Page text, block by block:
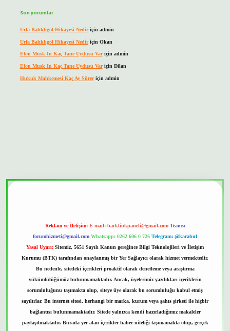
Son yorumlar
Urfa Balıklıgöl Hikayesi Nediriçin admin
Urfa Balıklıgöl Hikayesi Nediriçin Okan
Elon Musk In Kaç Tane Uydusu Variçin admin
Elon Musk In Kaç Tane Uydusu Variçin Dilan
Hukuk Mahkemesi Kaç Ay Süreriçin admin
Reklam ve İletişim: E-mail: backlinkpaneli@gmail.com Teams:
forumhizmeti@gmail.com Whatsapp: 0262 606 0 726 Telegram: @karabul
Yasal Uyarı: Sitemiz, 5651 Sayılı Kanun gereğince Bilgi Teknolojileri ve İletişim
Kurumu (BTK) tarafından onaylanmış bir Yer Sağlayıcı olarak hizmet vermektedir.
Bu nedenle, sitedeki içerikleri proaktif olarak denetleme veya araştırma
yükümlülüğümüz bulunmamaktadır. Ancak, üyelerimiz yazdıkları içeriklerin
sorumluluğunu taşımakta olup, siteye üye olarak bu sorumluluğu kabul etmiş
sayılırlar. Bu internet sitesi, herhangi bir marka, kurum veya şahıs şirketi ile hiçbir
bağlantısı bulunmamaktadır. Sitede yalnızca kendi hazırladığımız makaleler
paylaşılmaktadır. Burada yer alan içerikler haber niteliği taşımamakta olup, gerçek